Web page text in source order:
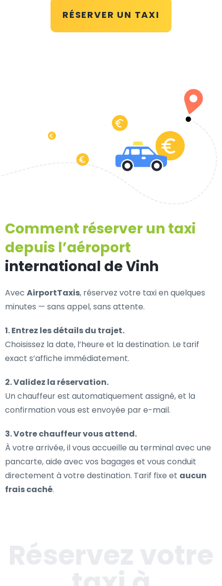
RÉSERVER UN TAXI
Comment réserver un taxi
depuis l’aéroport
international de Vinh
Avec AirportTaxis, réservez votre taxi en quelques
minutes — sans appel, sans attente.
1. Entrez les détails du trajet.
Choisissez la date, l’heure et la destination. Le tarif
exact s’affiche immédiatement.
2. Validez la réservation.
Un chauffeur est automatiquement assigné, et la
confirmation vous est envoyée par e-mail.
3. Votre chauffeur vous attend.
À votre arrivée, il vous accueille au terminal avec une
pancarte, aide avec vos bagages et vous conduit
directement à votre destination. Tarif fixe et aucun
frais caché.